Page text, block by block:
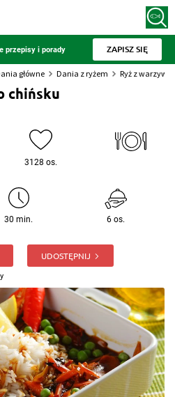
przepisy i porady ZAPISZ SIĘ
główne Dania z ryżem Ryż z
chińsku
3128 os.
30 min. 6 os.
UDOSTĘPNIJ